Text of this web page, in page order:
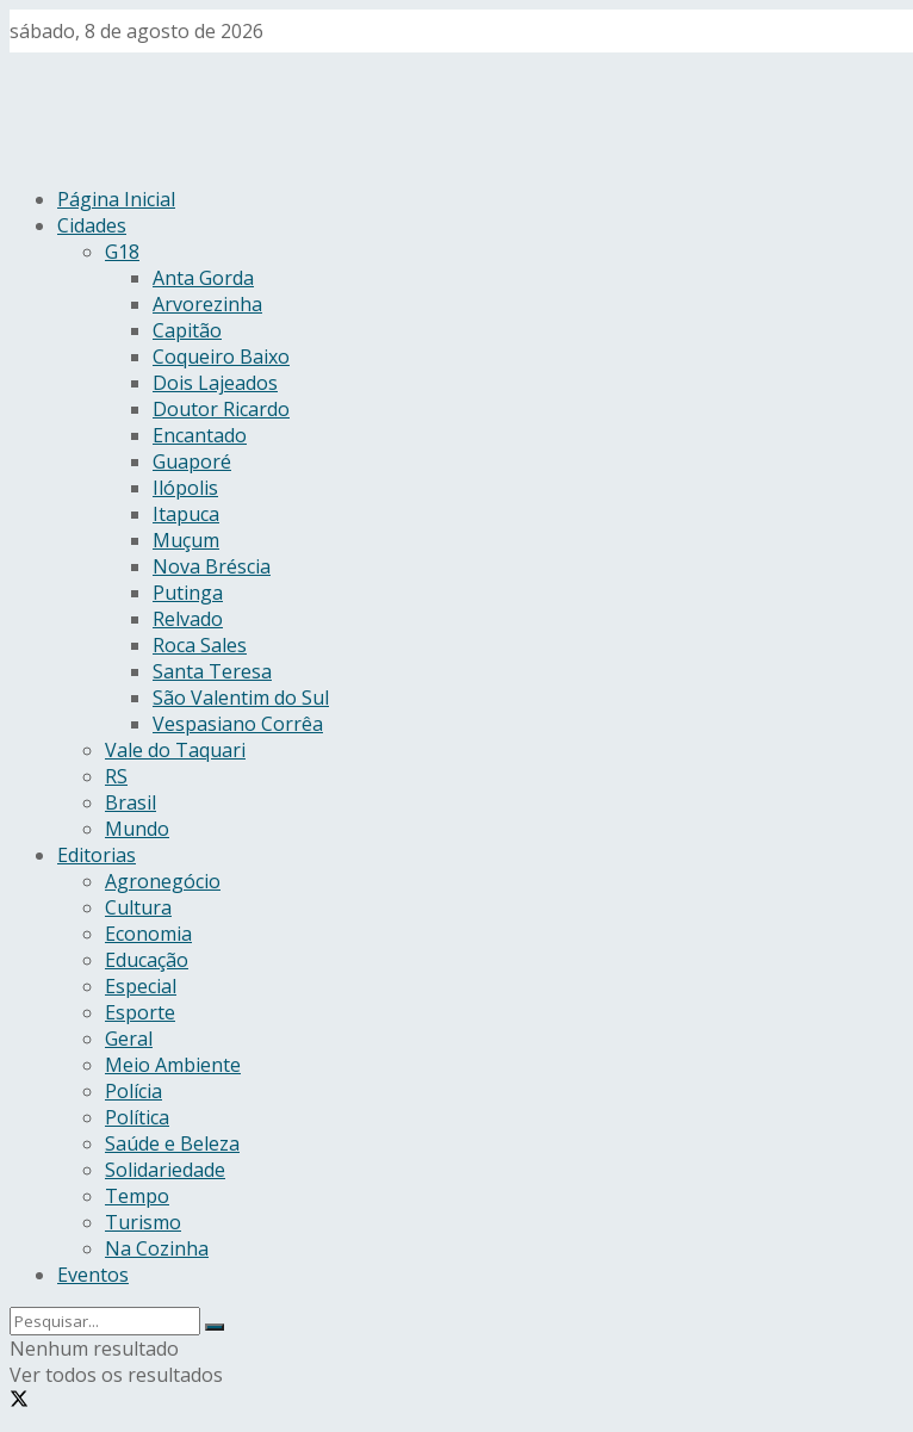
sábado, 8 de agosto de 2026
Página Inicial
Cidades
G18
Anta Gorda
Arvorezinha
Capitão
Coqueiro Baixo
Dois Lajeados
Doutor Ricardo
Encantado
Guaporé
Ilópolis
Itapuca
Muçum
Nova Bréscia
Putinga
Relvado
Roca Sales
Santa Teresa
São Valentim do Sul
Vespasiano Corrêa
Vale do Taquari
RS
Brasil
Mundo
Editorias
Agronegócio
Cultura
Economia
Educação
Especial
Esporte
Geral
Meio Ambiente
Polícia
Política
Saúde e Beleza
Solidariedade
Tempo
Turismo
Na Cozinha
Eventos
Nenhum resultado
Ver todos os resultados